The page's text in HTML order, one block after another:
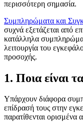
περισσότερη σημασία.
Συμπληρώματα και
συχνά εξετάζεται από
κατάλληλα
λειτουργία του
προσοχής.
1. Ποια είναι
Υπάρχουν διάφορα
επίδρασή τους στην
παρατίθενται ορισμένα